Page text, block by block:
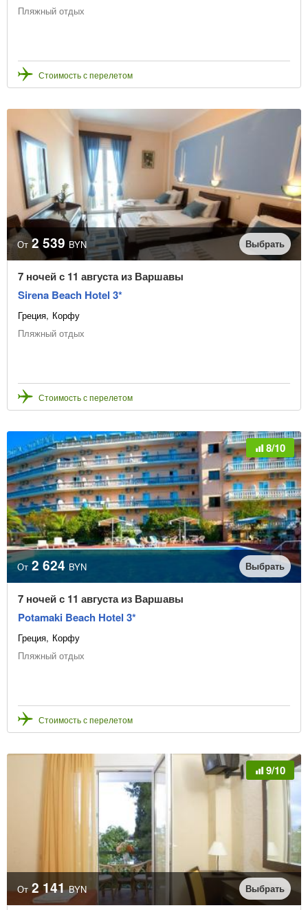
Пляжный отдых
Стоимость с перелетом
От 2 539 BYN Выбрать
7 ночей с 11 августа из Варшавы
Sirena Beach Hotel 3*
Греция Корфу
Пляжный отдых
Стоимость с перелетом
8/10
От 2 624 BYN Выбрать
7 ночей с 11 августа из Варшавы
Potamaki Beach Hotel 3*
Греция Корфу
Пляжный отдых
Стоимость с перелетом
9/10
От 2 141 BYN Выбрать